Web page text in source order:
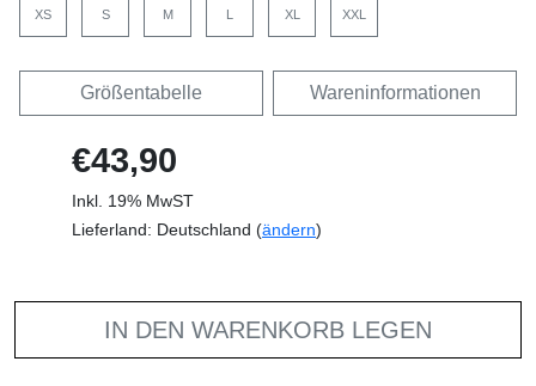
XS S M XL XXL
Größentabelle Wareninformationen
€43,90
Inkl. 19% MwST
Lieferland: Deutschland (ändern)
IN DEN WARENKORB LEGEN